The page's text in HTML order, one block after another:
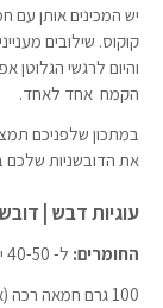
יש המכינים אותן עם
קוקוס. שילובים
והיום לרגשי
הקמח אחד לאחד.
במתכון שלפניכם
את הדובשניות שלכם
עוגיות דבש |
החומרים: ל- 40-50 יחידות
100 גרם חמאה רכה (או כ-80 גרם שמן קנולה)